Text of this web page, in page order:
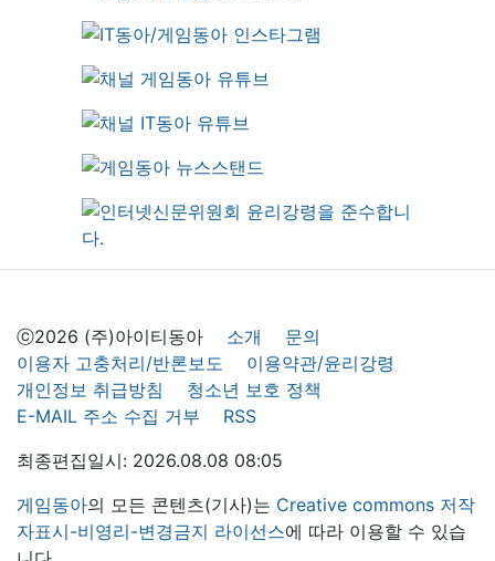
ⓒ2026 (주)아이티동아 소개
문의
이용자 고충처리/반론보도
이용약관/윤리강령
개인정보 취급방침
청소년 보호 정책
E-MAIL 주소 수집 거부
RSS
최종편집일시: 2026.08.08 08:05
게임동아의 모든 콘텐츠(기사)는 Creative commons 저작
자표시-비영리-변경금지 라이선스에 따라 이용할 수 있습